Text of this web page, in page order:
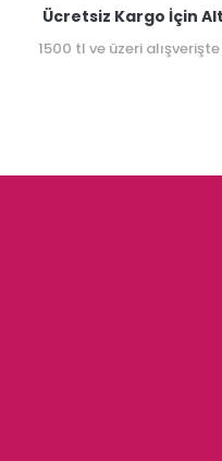
Ücretsiz Kargo İçin
1500 tl ve üzeri